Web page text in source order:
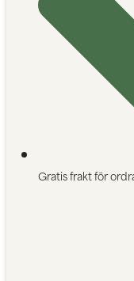
Gratis frakt för